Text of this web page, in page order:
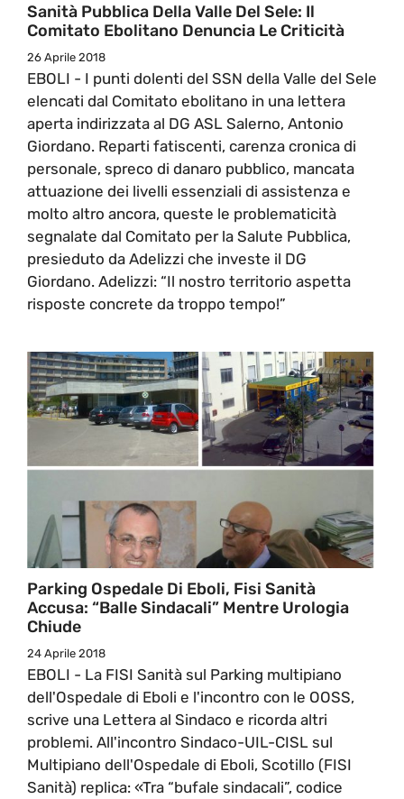
Sanità Pubblica Della Valle Del Sele: Il
Comitato Ebolitano Denuncia Le Criticità
26 Aprile 2018
EBOLI - I punti dolenti del SSN della Valle del Sele
elencati dal Comitato ebolitano in una lettera
aperta indirizzata al DG ASL Salerno, Antonio
Giordano. Reparti fatiscenti, carenza cronica di
personale, spreco di danaro pubblico, mancata
attuazione dei livelli essenziali di assistenza e
molto altro ancora, queste le problematicità
segnalate dal Comitato per la Salute Pubblica,
presieduto da Adelizzi che investe il DG
Giordano. Adelizzi: “Il nostro territorio aspetta
risposte concrete da troppo tempo!”
Parking Ospedale Di Eboli, Fisi Sanità
Accusa: “Balle Sindacali” Mentre Urologia
Chiude
24 Aprile 2018
EBOLI - La FISI Sanità sul Parking multipiano
dell'Ospedale di Eboli e l'incontro con le OOSS,
scrive una Lettera al Sindaco e ricorda altri
problemi. All'incontro Sindaco-UIL-CISL sul
Multipiano dell'Ospedale di Eboli, Scotillo (FISI
Sanità) replica: «Tra “bufale sindacali”, codice